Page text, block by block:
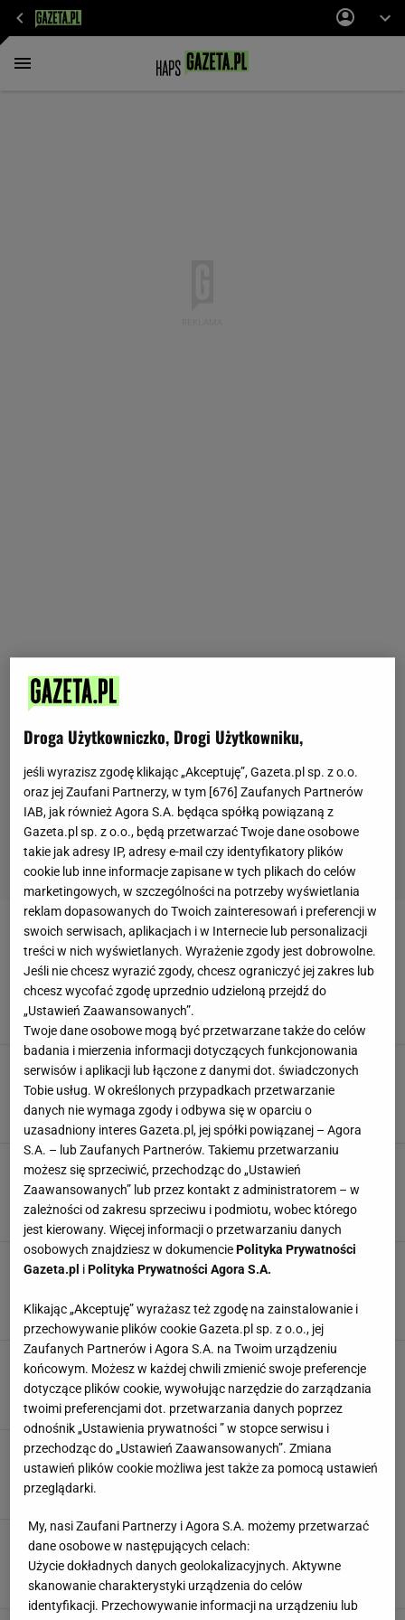
RYBA Z GRILLA
Najlepsza ryba na grilla i patelnię. Ości tyle, co
kot napłakał, a Polacy i tak wolą dorsza
DORADA GRILL NEWS
Jak zrobić idealną rybę z grilla? Gotowe
marynaty to niemal zbrodnia, wystarczą trzy
rzeczy
GRILL GRILLOWANIE MAJÓWKA
Halibut - przepis na delikatną rybę z grilla.
Filety dopraw czosnkową marynatą z
dodatkiem pietruszki
GRILL GRILLOWANIE HALIBUT
Ryba na grilla - jak zrobić perfekcyjnego
grillowanego łososia? Mamy na to sprawdzony
GRILL GRILLOWANIE MAJÓWKA
Dziecinnie prosty grill na plaży
GRILL WEGETARIAŃSKI MIĘSO Z GRILLA
Steki z łososia z grilla z masłem ziołowym
GRILL OBIAD NA PIĄTEK RYBA Z GRILLA
Witaminy z grilla - szaszłyki z łososiem i
warzywami
GRILL PRZEKĄSKI RYBA Z GRILLA
Droga Użytkowniczko, Drogi Użytkowniku,
jeśli wyrazisz zgodę klikając „Akceptuję”, Gazeta.pl sp. z o.o.
oraz jej Zaufani Partnerzy, w tym [676] Zaufanych Partnerów
IAB, jak również Agora S.A. będąca spółką powiązaną z
Gazeta.pl sp. z o.o., będą przetwarzać Twoje dane osobowe
takie jak adresy IP, adresy e-mail czy identyfikatory plików
cookie lub inne informacje zapisane w tych plikach do celów
marketingowych, w szczególności na potrzeby wyświetlania
reklam dopasowanych do Twoich zainteresowań i preferencji w
swoich serwisach, aplikacjach i w Internecie lub personalizacji
treści w nich wyświetlanych. Wyrażenie zgody jest dobrowolne.
Jeśli nie chcesz wyrazić zgody, chcesz ograniczyć jej zakres lub
chcesz wycofać zgodę uprzednio udzieloną przejdź do
„Ustawień Zaawansowanych”.
Twoje dane osobowe mogą być przetwarzane także do celów
badania i mierzenia informacji dotyczących funkcjonowania
serwisów i aplikacji lub łączone z danymi dot. świadczonych
Tobie usług. W określonych przypadkach przetwarzanie
danych nie wymaga zgody i odbywa się w oparciu o
uzasadniony interes Gazeta.pl, jej spółki powiązanej – Agora
S.A. – lub Zaufanych Partnerów. Takiemu przetwarzaniu
możesz się sprzeciwić, przechodząc do „Ustawień
Zaawansowanych” lub przez kontakt z administratorem – w
zależności od zakresu sprzeciwu i podmiotu, wobec którego
jest kierowany. Więcej informacji o przetwarzaniu danych
osobowych znajdziesz w dokumenciePolityka Prywatności
Gazeta.pl iPolityka Prywatności Agora S.A.
Klikając „Akceptuję” wyrażasz też zgodę na zainstalowanie i
przechowywanie plików cookie Gazeta.pl sp. z o.o., jej
Zaufanych Partnerów i Agora S.A. na Twoim urządzeniu
końcowym. Możesz w każdej chwili zmienić swoje preferencje
dotyczące plików cookie, wywołując narzędzie do zarządzania
twoimi preferencjami dot. przetwarzania danych poprzez
odnośnik „Ustawienia prywatności ” w stopce serwisu i
przechodząc do „Ustawień Zaawansowanych”. Zmiana
ustawień plików cookie możliwa jest także za pomocą ustawień
przeglądarki.
My, nasi Zaufani Partnerzy i Agora S.A. możemy przetwarzać
dane osobowe w następujących celach:
Użycie dokładnych danych geolokalizacyjnych. Aktywne
skanowanie charakterystyki urządzenia do celów
identyfikacji. Przechowywanie informacji na urządzeniu lub